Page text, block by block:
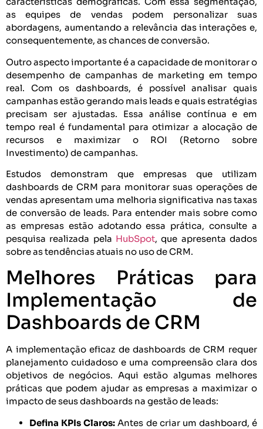
as equipes de vendas podem personalizar suas
abordagens, aumentando a relevância das interações e,
consequentemente, as chances de conversão.
Outro aspecto importante é a capacidade de monitorar o
desempenho de campanhas de marketing em tempo
real. Com os dashboards, é possível analisar quais
campanhas estão gerando mais leads e quais estratégias
precisam ser ajustadas. Essa análise contínua e em
tempo real é fundamental para otimizar a alocação de
recursos e maximizar o ROI (Retorno sobre
Investimento) de campanhas.
Estudos demonstram que empresas que utilizam
dashboards de CRM para monitorar suas operações de
vendas apresentam uma melhoria significativa nas taxas
de conversão de leads. Para entender mais sobre como
as empresas estão adotando essa prática, consulte a
pesquisa realizada pela HubSpot, que apresenta dados
sobre as tendências atuais no uso de CRM.
Melhores Práticas para
Implementação de
Dashboards de CRM
A implementação eficaz de dashboards de CRM requer
planejamento cuidadoso e uma compreensão clara dos
objetivos de negócios. Aqui estão algumas melhores
práticas que podem ajudar as empresas a maximizar o
impacto de seus dashboards na gestão de leads:
Defina KPIs Claros: Antes de criar um dashboard, é